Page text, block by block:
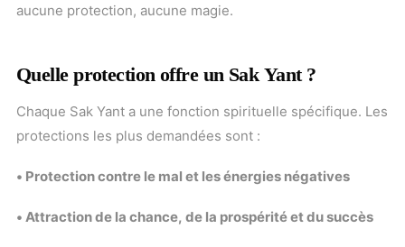
aucune protection, aucune magie.
Quelle protection offre un Sak Yant ?
Chaque Sak Yant a une fonction spirituelle spécifique. Les
protections les plus demandées sont :
• Protection contre le mal et les énergies négatives
• Attraction de la chance, de la prospérité et du succès